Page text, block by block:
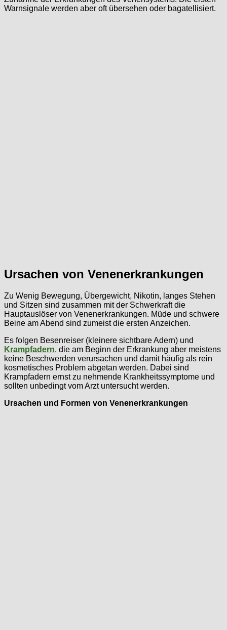
Warnsignale werden aber oft übersehen oder bagatellisiert.
Ursachen von Venenerkrankungen
Zu Wenig Bewegung, Übergewicht, Nikotin, langes Stehen
und Sitzen sind zusammen mit der Schwerkraft die
Hauptauslöser von Venenerkrankungen. Müde und schwere
Beine am Abend sind zumeist die ersten Anzeichen.
Es folgen Besenreiser (kleinere sichtbare Adern) und
Krampfadern, die am Beginn der Erkrankung aber meistens
keine Beschwerden verursachen und damit häufig als rein
kosmetisches Problem abgetan werden. Dabei sind
Krampfadern ernst zu nehmende Krankheitssymptome und
sollten unbedingt vom Arzt untersucht werden.
Ursachen und Formen von Venenerkrankungen